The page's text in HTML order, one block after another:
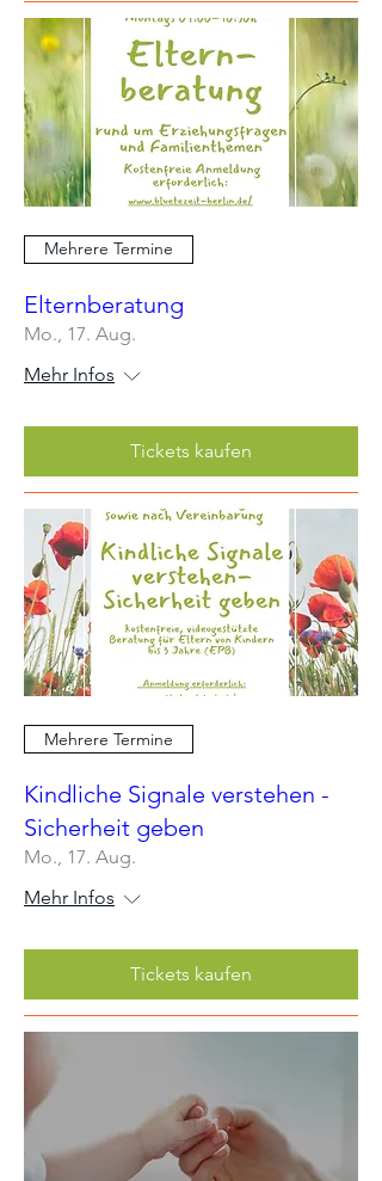
Mehrere Termine
Elternberatung
Mo., 17. Aug.
Mehr Infos
Tickets kaufen
Mehrere Termine
Kindliche Signale verstehen -
Sicherheit geben
Mo., 17. Aug.
Mehr Infos
Tickets kaufen